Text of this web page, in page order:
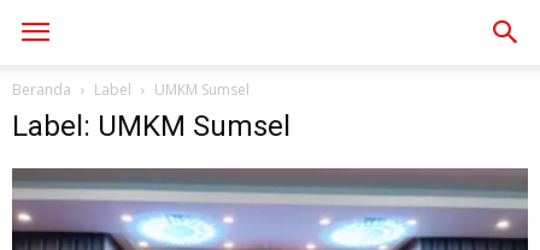
Beranda Label UMKM Sumsel
Label: UMKM Sumsel